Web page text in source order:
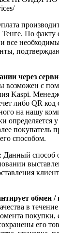
Тенге. По
все
через
возможен с
Kaspi.
либо QR код
на нашу
определяется
покупатель
способом.
: Данный способ
обмен /
в
покупки,
его